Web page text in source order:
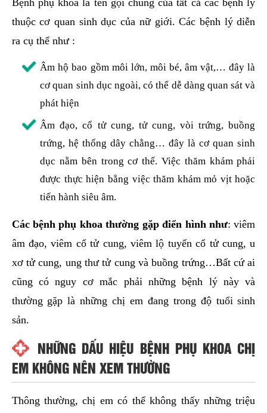
Bệnh phụ khoa là tên gọi chung của tất cả các bệnh lý
thuộc cơ quan sinh dục của nữ giới. Các bệnh lý diễn
ra cụ thể như :
Âm hộ bao gồm môi lớn, môi bé, âm vật,… đây là
cơ quan sinh dục ngoài, có thể dễ dàng quan sát và
phát hiện
Âm đạo, cổ tử cung, tử cung, vòi trứng, buồng
trứng, hệ thống dây chằng… đây là cơ quan sinh
dục nằm bên trong cơ thể. Việc thăm khám phải
được thực hiện bằng việc thăm khám mỏ vịt hoặc
tiến hành siêu âm.
Các bệnh phụ khoa thường gặp điển hình như: viêm
âm đạo, viêm cổ tử cung, viêm lộ tuyến cổ tử cung, u
xơ tử cung, ung thư tử cung và buồng trứng…Bất cứ ai
cũng có nguy cơ mắc phải những bệnh lý này và
thường gặp là những chị em đang trong độ tuổi sinh
sản.
NHỮNG DẤU HIỆU BỆNH PHỤ KHOA CHỊ
EM KHÔNG NÊN XEM THƯỜNG
Thông thường, chị em có thể không thấy những triệu